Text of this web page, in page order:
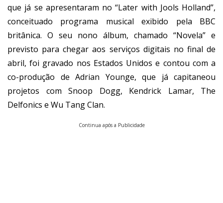
que já se apresentaram no “Later with Jools Holland”,
conceituado programa musical exibido pela BBC
britânica. O seu nono álbum, chamado “Novela” e
previsto para chegar aos serviços digitais no final de
abril, foi gravado nos Estados Unidos e contou com a
co-produção de Adrian Younge, que já capitaneou
projetos com Snoop Dogg, Kendrick Lamar, The
Delfonics e Wu Tang Clan.
Continua após a Publicidade